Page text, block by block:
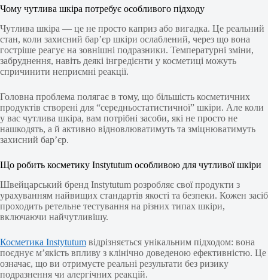
Чому чутлива шкіра потребує особливого підходу
Чутлива шкіра — це не просто каприз або вигадка. Це реальний
стан, коли захисний бар’єр шкіри ослаблений, через що вона
гостріше реагує на зовнішні подразники. Температурні зміни,
забруднення, навіть деякі інгредієнти у косметиці можуть
спричинити неприємні реакції.
Головна проблема полягає в тому, що більшість косметичних
продуктів створені для “середньостатистичної” шкіри. Але коли
у вас чутлива шкіра, вам потрібні засоби, які не просто не
нашкодять, а й активно відновлюватимуть та зміцнюватимуть
захисний бар’єр.
Що робить косметику Instytutum особливою для чутливої шкіри
Швейцарський бренд Instytutum розробляє свої продукти з
урахуванням найвищих стандартів якості та безпеки. Кожен засіб
проходить ретельне тестування на різних типах шкіри,
включаючи найчутливішу.
Косметика Instytutum відрізняється унікальним підходом: вона
поєднує м’якість впливу з клінічно доведеною ефективністю. Це
означає, що ви отримуєте реальні результати без ризику
подразнення чи алергічних реакцій.